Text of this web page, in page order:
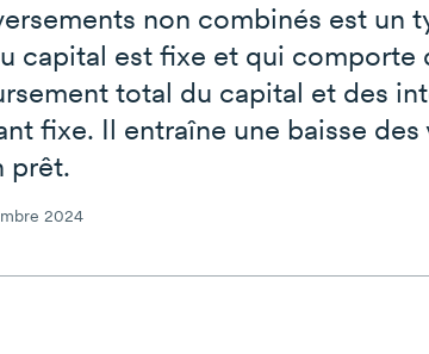
non combinés est un
capital est fixe et qui comporte
total du capital et des
fixe. Il entraîne une baisse
prêt.
2024